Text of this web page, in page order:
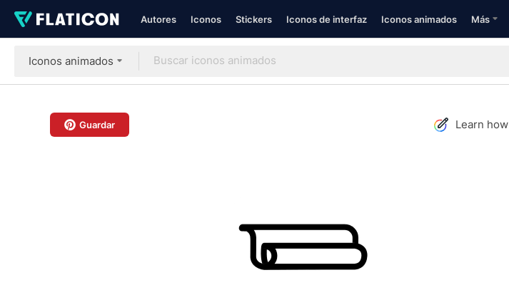
Autores Iconos Stickers Iconos de interfaz Iconos animados Más
Iconos animados
Guardar Learn how